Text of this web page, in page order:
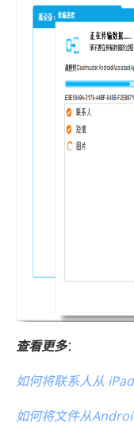
查看更多：
如何将联系人从
如何将文件从